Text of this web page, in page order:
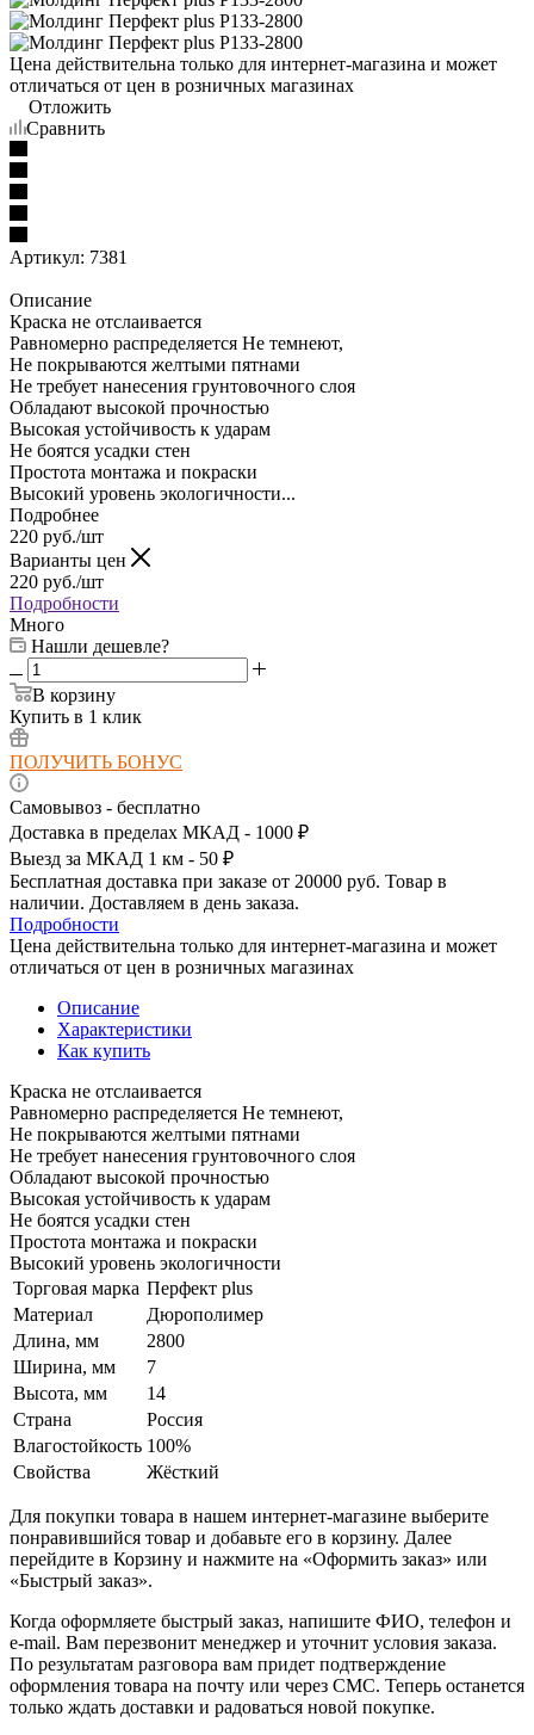
Цена действительна только для интернет-магазина и может
отличаться от цен в розничных магазинах
Отложить
Сравнить
Артикул: 7381
Описание
Краска не отслаивается
Равномерно распределяется Не темнеют,
Не покрываются желтыми пятнами
Не требует нанесения грунтовочного слоя
Обладают высокой прочностью
Высокая устойчивость к ударам
Не боятся усадки стен
Простота монтажа и покраски
Высокий уровень экологичности...
Подробнее
220 руб./шт
Варианты цен
220 руб./шт
Подробности
Много
Нашли дешевле?
В корзину
Купить в 1 клик
ПОЛУЧИТЬ БОНУС
Самовывоз - бесплатно
Доставка в пределах МКАД - 1000 ₽
Выезд за МКАД 1 км - 50 ₽
Бесплатная доставка при заказе от 20000 руб. Товар в
наличии. Доставляем в день заказа.
Подробности
Цена действительна только для интернет-магазина и может
отличаться от цен в розничных магазинах
Описание
Характеристики
Как купить
Краска не отслаивается
Равномерно распределяется Не темнеют,
Не покрываются желтыми пятнами
Не требует нанесения грунтовочного слоя
Обладают высокой прочностью
Высокая устойчивость к ударам
Не боятся усадки стен
Простота монтажа и покраски
Высокий уровень экологичности
Торговая марка Перфект plus
Материал
Дюрополимер
Длина, мм
2800
Ширина, мм
7
Высота, мм
14
Страна
Россия
Влагостойкость 100%
Свойства
Жёсткий
Для покупки товара в нашем интернет-магазине выберите
понравившийся товар и добавьте его в корзину. Далее
перейдите в Корзину и нажмите на «Оформить заказ» или
«Быстрый заказ».
Когда оформляете быстрый заказ, напишите ФИО, телефон и
e-mail. Вам перезвонит менеджер и уточнит условия заказа.
По результатам разговора вам придет подтверждение
оформления товара на почту или через СМС. Теперь останется
только ждать доставки и радоваться новой покупке.